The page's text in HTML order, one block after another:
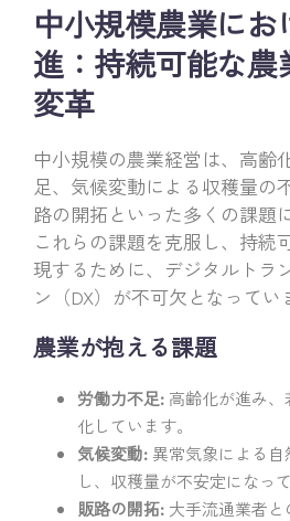
中小規模農業にお
進：持続可能な農
変革
中小規模の農業経営は、高齢
足、気候変動による収穫量の
路の開拓といった多くの課題
これらの課題を克服し、持続
現するために、デジタルトラ
ン（DX）が不可欠となってい
農業が抱える課題
労働力不足: 高齢化が進み
化しています。
気候変動:異常気象による
し、収穫量が不安定になって
販路の開拓: 大手流通業者